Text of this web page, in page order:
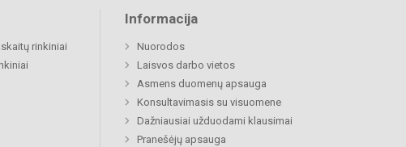
rinkiniai
Informacija
Nuorodos
Laisvos darbo vietos
Asmens duomenų apsauga
Konsultavimasis su visuomene
Dažniausiai užduodami klausimai
Pranešėjų apsauga